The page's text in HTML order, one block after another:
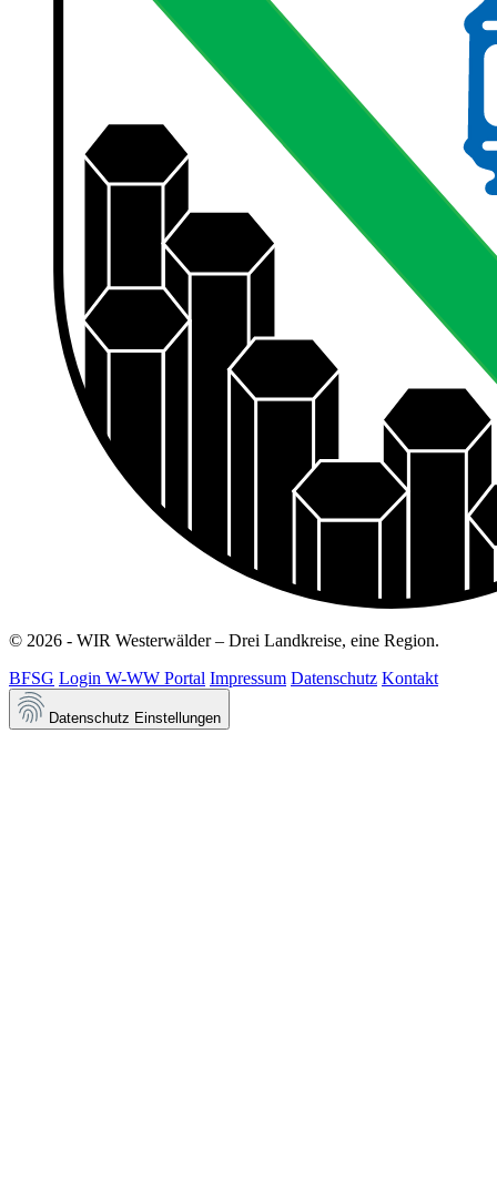
© 2026 - WIR Westerwälder – Drei Landkreise, eine Region.
BFSG Login W-WW Portal Impressum Datenschutz Kontakt
Datenschutz Einstellungen